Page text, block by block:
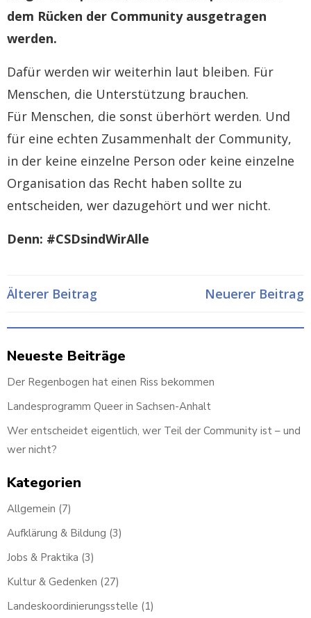
dem Rücken der Community ausgetragen
werden.
Dafür werden wir weiterhin laut bleiben. Für
Menschen, die Unterstützung brauchen.
Für Menschen, die sonst überhört werden. Und
für eine echten Zusammenhalt der Community,
in der keine einzelne Person oder keine einzelne
Organisation das Recht haben sollte zu
entscheiden, wer dazugehört und wer nicht.
Denn: #CSDsindWirAlle
Post
navigation
Älterer Beitrag
PostNeuerer Beitrag
Neueste Beiträge
Der Regenbogen hat einen Riss bekommen
Landesprogramm Queer in Sachsen-Anhalt
Wer entscheidet eigentlich, wer Teil der Community ist – und
wer nicht?
Kategorien
Allgemein (7)
Aufklärung & Bildung (3)
Jobs & Praktika (3)
Kultur & Gedenken (27)
Landeskoordinierungsstelle (1)